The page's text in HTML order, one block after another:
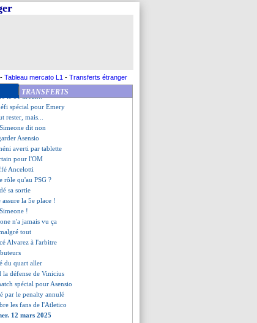
- Tableau mercato L1 - Transferts étranger
TRANSFERTS
et Doué !
(officiel)
pour Ennjimi
les deux manches
le 5e tireur...
spécial pour Emery
rester, mais...
dit non
Asensio
averti par tablette
pour l'OM
Ancelotti
rôle qu'au PSG ?
sa sortie
assure la 5e place !
!
n'a jamais vu ça
tout
Alvarez à l'arbitre
du quart aller
la défense de Vinicius
spécial pour Asensio
par le penalty annulé
les fans de l'Atletico
12 mars 2025